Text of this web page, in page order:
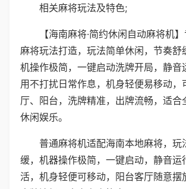
相关麻将玩法及特色;
【海南麻将·简约休闲自动麻将机
麻将玩法打造，玩法简单休闲，节奏舒
机操作极简，一键启动洗牌开局，静音
用不打扰日常作息，机身轻便易移动，
厅、阳台，洗牌精准，出牌流畅，适合
休闲娱乐。
普通麻将机适配海南本地麻将，玩
缓，机器操作极简，一键启动，静音运
活，机身轻便可移动，阳台客厅随意摆